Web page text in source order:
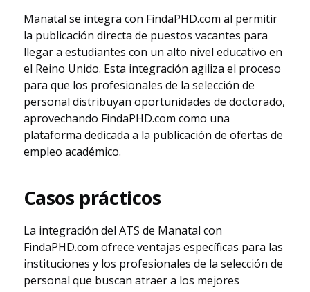
Manatal se integra con FindaPHD.com al permitir
la publicación directa de puestos vacantes para
llegar a estudiantes con un alto nivel educativo en
el Reino Unido. Esta integración agiliza el proceso
para que los profesionales de la selección de
personal distribuyan oportunidades de doctorado,
aprovechando FindaPHD.com como una
plataforma dedicada a la publicación de ofertas de
empleo académico.
Casos prácticos
La integración del ATS de Manatal con
FindaPHD.com ofrece ventajas específicas para las
instituciones y los profesionales de la selección de
personal que buscan atraer a los mejores